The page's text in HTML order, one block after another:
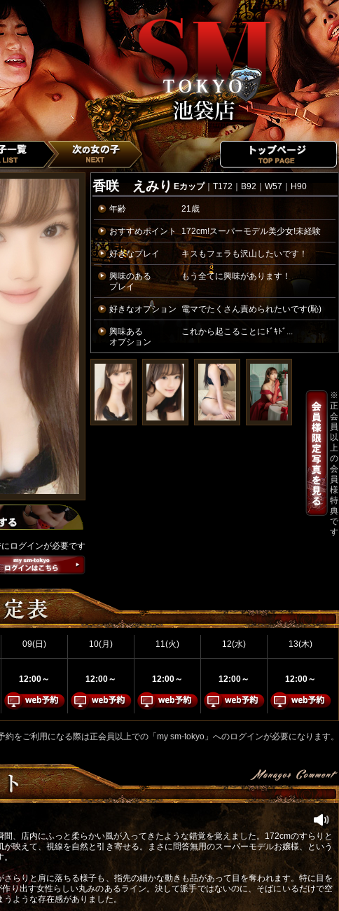
ログインが必要です
香咲 えみり Eカップ｜T172｜B92｜W57｜H90
年齢 21歳
おすすめポイント 172cm!スーパーモデル美少女!未経験
好きなプレイ キスもフェラも沢山したいです！
興味のある
プレイ
もう全てに興味があります！
好きなオプション 電マでたくさん責められたいです(恥)
興味ある
オプション
これから起こることにﾄﾞｷﾄﾞ...
※
正
会
員
以
上
の
会
員
様
特
典
で
す
09(日) 10(月) 11(火) 12(水) 13(木)
12:00～ 12:00～ 12:00～ 12:00～ 12:00～
約をご利用になる際は正会員以上での「my sm-tokyo」へのログインが必要になります。
、店内にふっと柔らかい風が入ってきたような錯覚を覚えました。172cmのすらりと
が映えて、視線を自然と引き寄せる。まさに問答無用のスーパーモデルお嬢様、という
らりと肩に落ちる様子も、指先の細かな動きも品があって目を奪われます。特に目を
り出す女性らしい丸みのあるライン。決して派手ではないのに、そばにいるだけで空
ような存在感がありました。